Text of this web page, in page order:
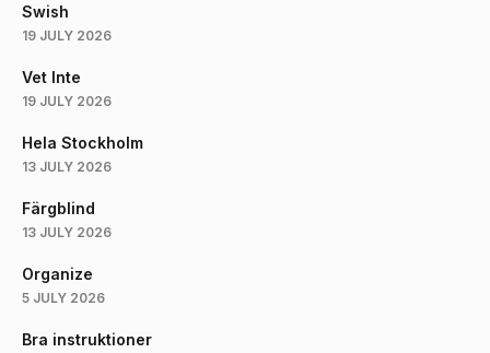
Swish
19 JULY 2026
Vet Inte
19 JULY 2026
Hela Stockholm
13 JULY 2026
Färgblind
13 JULY 2026
Organize
5 JULY 2026
Bra instruktioner